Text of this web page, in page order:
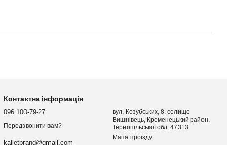
Контактна інформація
096 100-79-27
Передзвонити вам?
kalletbrand@gmail.com
вул. Козубських, 8. селище
Вишнівець, Кременецький район,
Тернопільської обл, 47313
Мапа проїзду